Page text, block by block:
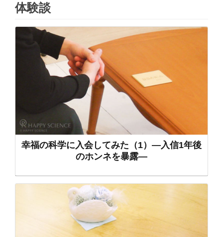
体験談
幸福の科学に入会してみた（1）―入信1年後
のホンネを暴露―